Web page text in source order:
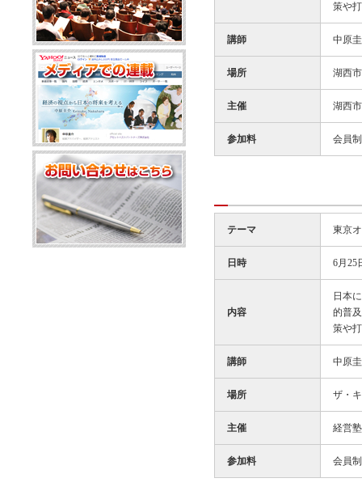
策や
講師 中原
場所 湖西
主催 湖西
参加料 会員
テーマ 東京
日時 6月25
内容
日本
的普
策や
講師 中原
場所 ザ・
主催 経営
参加料 会員